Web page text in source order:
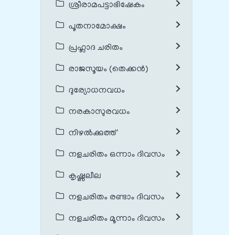
ശ്രീരാമപട്ടാഭിഷേകം
പൂതനാമോക്ഷം
പ്രഹ്ലാദ ചരിതം
രാജസൂയം (തെക്കൻ)
ദുര്യോധനവധം
നരകാസുരവധം
നിഴൽക്കുത്ത്
നളചരിതം ഒന്നാം ദിവസം
കൃഷ്ണലീല
നളചരിതം രണ്ടാം ദിവസം
നളചരിതം മൂന്നാം ദിവസം